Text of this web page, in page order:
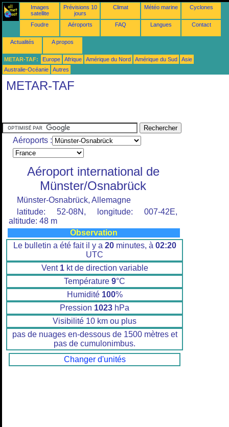
Images
satellite
Prévisions 10
jours
Climat Météo marine Cyclones
Foudre Aéroports FAQ Langues Contact
Actualités A propos
METAR-TAF: Europe Afrique Amérique du Nord Amérique du Sud
Asie
Australie-Océanie
Autres
METAR-TAF
Aéroports :
Aéroport international de
Münster/Osnabrück
Münster-Osnabrück, Allemagne
latitude: 52-08N, longitude: 007-42E,
altitude: 48 m
Observation
Le bulletin a été fait il y a 20minutes, à 02:20
UTC
Vent 1kt de direction variable
Température 9°C
Humidité 100%
Pression 1023 hPa
Visibilité 10 km ou plus
pas de nuages en-dessous de 1500 mètres et
pas de cumulonimbus.
Changer d'unités